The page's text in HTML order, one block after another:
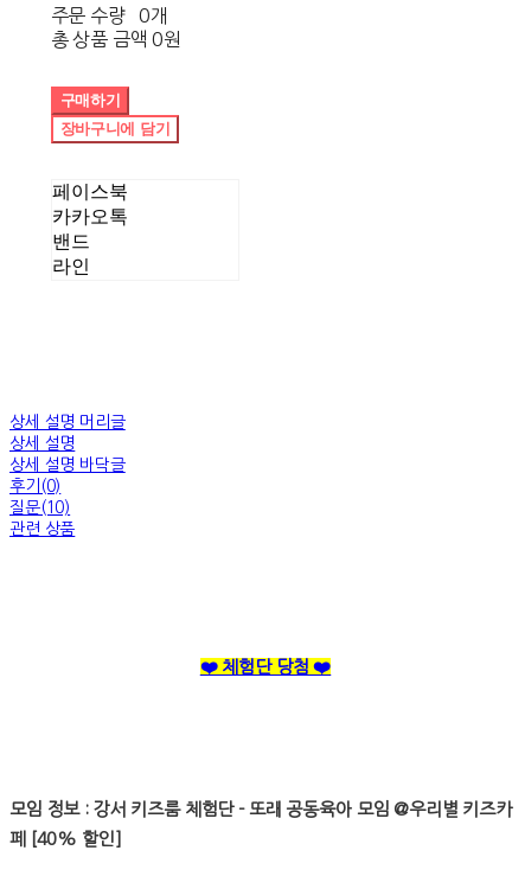
주문 수량
0개
총 상품 금액 0원
구매하기
장바구니에 담기
페이스북
카카오톡
밴드
라인
상세 설명 머리글
상세 설명
상세 설명 바닥글
후기(0)
질문(10)
관련 상품
❤️ 체험단 당첨 ❤️
모임 정보 : 강서 키즈룸 체험단 - 또래 공동육아 모임 @우리별 키즈카
페 [40% 할인]